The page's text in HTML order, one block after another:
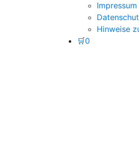
Impressum
Hinweise
🛒0